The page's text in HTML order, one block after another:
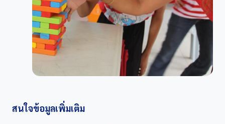
สนใจข้อมูลเพิ่มเติม